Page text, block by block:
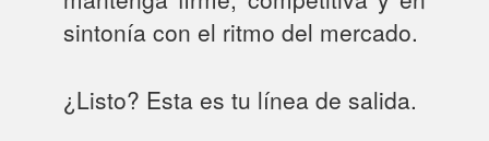
sintonía con el ritmo del mercado.
¿Listo? Esta es tu línea de salida.